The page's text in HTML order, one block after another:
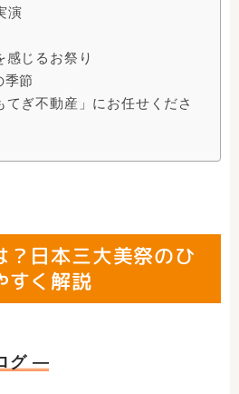
演
感じるお祭り
季節
ぎ不動産」にお任せくださ
？日本三大美祭のひ
すく解説
グ ―